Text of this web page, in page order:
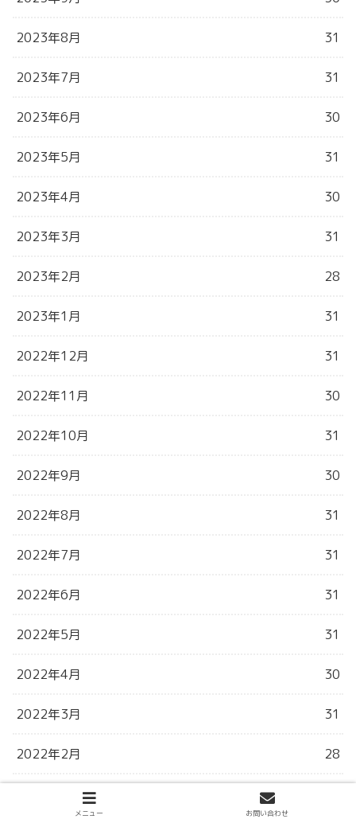
2023年8月 31
2023年7月 31
2023年6月 30
2023年5月 31
2023年4月 30
2023年3月 31
2023年2月 28
2023年1月 31
2022年12月 31
2022年11月 30
2022年10月 31
2022年9月 30
2022年8月 31
2022年7月 31
2022年6月 31
2022年5月 31
2022年4月 30
2022年3月 31
2022年2月 28
メニュー お問い合わせ